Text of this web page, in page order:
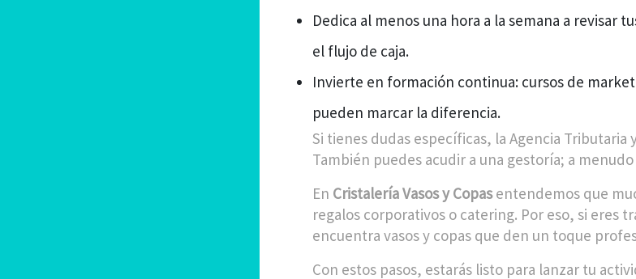
Dedica al menos una hora a la semana a revisar
el flujo de caja.
Invierte en formación continua: cursos de
pueden marcar la diferencia.
Si tienes dudas específicas, la Agencia
También puedes acudir a una gestoría; a
En Cristalería Vasos y Copasentendemos que
regalos corporativos o catering. Por eso, si eres
encuentra vasos y copas que den un toque
Con estos pasos, estarás listo para lanzar tu